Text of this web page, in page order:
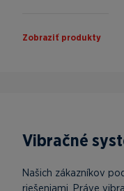
Zobraziť produkty
Vibračné
Našich zákazníkov
riešeniami. Práve